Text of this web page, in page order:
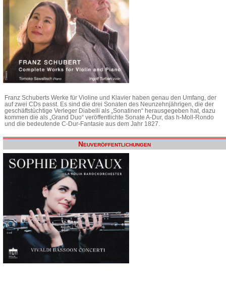
Franz Schuberts Werke für Violine und Klavier haben genau den Umfang, der
auf zwei CDs passt. Es sind die drei Sonaten des Neunzehnjährigen, die der
geschäftstüchtige Verleger Diabelli als „Sonatinen“ herausgegeben hat, dazu
kommen die als „Grand Duo“ veröffentlichte Sonate A-Dur, das h-Moll-Rondo
und die bedeutende C-Dur-Fantasie aus dem Jahr 1827.
Neuveröffentlichungen